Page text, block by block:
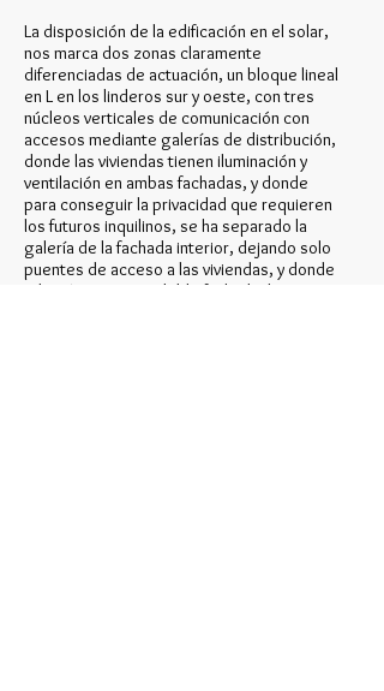
La disposición de la edificación en el solar,
nos marca dos zonas claramente
diferenciadas de actuación, un bloque lineal
en L en los linderos sur y oeste, con tres
núcleos verticales de comunicación con
accesos mediante galerías de distribución,
donde las viviendas tienen iluminación y
ventilación en ambas fachadas, y donde
para conseguir la privacidad que requieren
los futuros inquilinos, se ha separado la
galería de la fachada interior, dejando solo
puentes de acceso a las viviendas, y donde
además por tener doble fachada, las